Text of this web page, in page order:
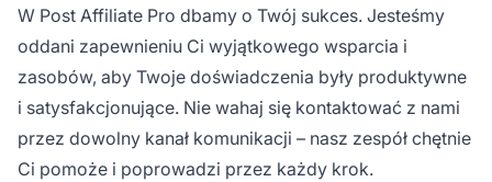
W Post Affiliate Pro dbamy o Twój sukces. Jesteśmy
oddani zapewnieniu Ci wyjątkowego wsparcia i
zasobów, aby Twoje doświadczenia były produktywne
i satysfakcjonujące. Nie wahaj się kontaktować z nami
przez dowolny kanał komunikacji – nasz zespół chętnie
Ci pomoże i poprowadzi przez każdy krok.